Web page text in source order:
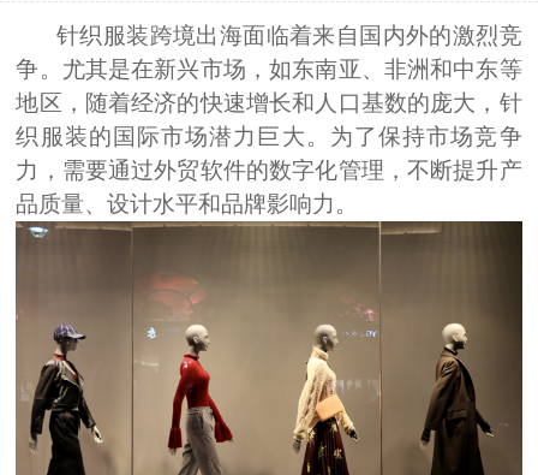
针织服装跨境出海面临着来自国内外的激烈竞
争。尤其是在新兴市场，如东南亚、非洲和中东等
地区，随着经济的快速增长和人口基数的庞大，针
织服装的国际市场潜力巨大。为了保持市场竞争
力，需要通过外贸软件的数字化管理，不断提升产
品质量、设计水平和品牌影响力。